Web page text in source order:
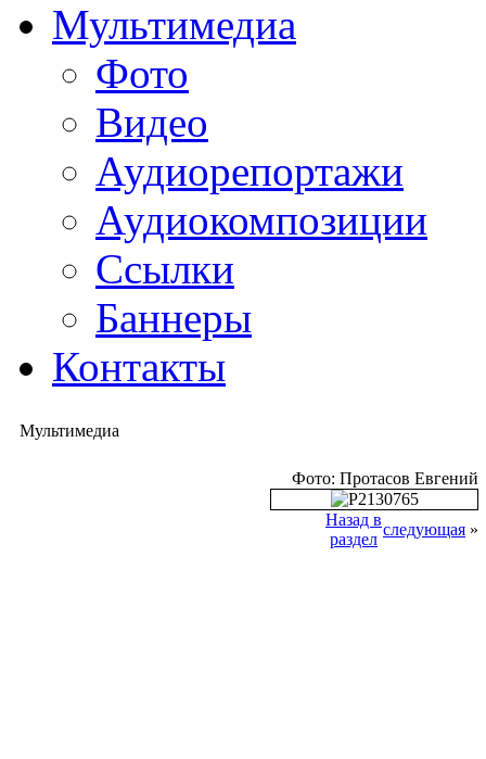
Мультимедиа
Фото
Видео
Аудиорепортажи
Аудиокомпозиции
Ссылки
Баннеры
Контакты
Мультимедиа
Фото: Протасов Евгений
Назад в
раздел
следующая »